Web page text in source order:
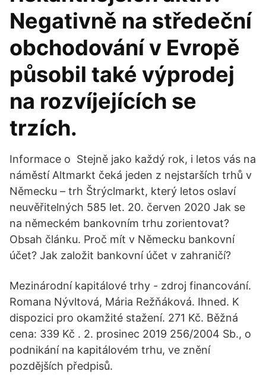
Negativně na středeční
obchodování v Evropě
působil také výprodej
na rozvíjejících se
trzích.
Informace o Stejně jako každý rok, i letos vás na
náměstí Altmarkt čeká jeden z nejstarších trhů v
Německu – trh Štrýclmarkt, který letos oslaví
neuvěřitelných 585 let. 20. červen 2020 Jak se
na německém bankovním trhu zorientovat?
Obsah článku. Proč mít v Německu bankovní
účet? Jak založit bankovní účet v zahraničí?
Mezinárodní kapitálové trhy - zdroj financování.
Romana Nývltová, Mária Režňáková. Ihned. K
dispozici pro okamžité stažení. 271 Kč. Běžná
cena: 339 Kč . 2. prosinec 2019 256/2004 Sb., o
podnikání na kapitálovém trhu, ve znění
pozdějších předpisů.